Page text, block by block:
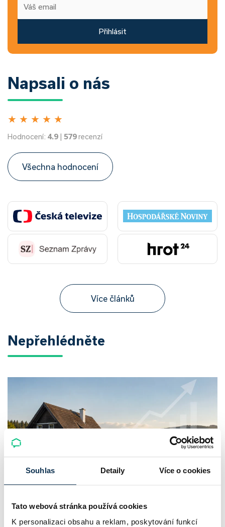
Souhlas Detaily Více o cookies
Tato webová stránka používá cookies
K personalizaci obsahu a reklam, poskytování funkcí
Přihlásit
Napsali o nás
★ ★ ★ ★ ★
Hodnocení: 4.9 | 579recenzí
Všechna hodnocení
Více článků
Nepřehlédněte
Chaty a chalupy v ČR zdražují, nabídka
klesá a trh zrychluje